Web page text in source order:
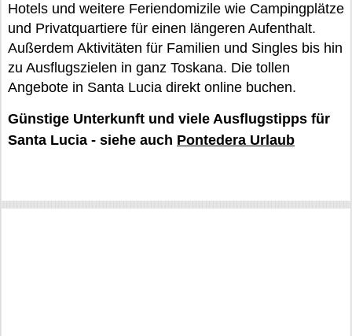
Hotels und weitere Feriendomizile wie Campingplätze
und Privatquartiere für einen längeren Aufenthalt.
Außerdem Aktivitäten für Familien und Singles bis hin
zu Ausflugszielen in ganz Toskana. Die tollen
Angebote in Santa Lucia direkt online buchen.
Günstige Unterkunft und viele Ausflugstipps für
Santa Lucia - siehe auch Pontedera Urlaub